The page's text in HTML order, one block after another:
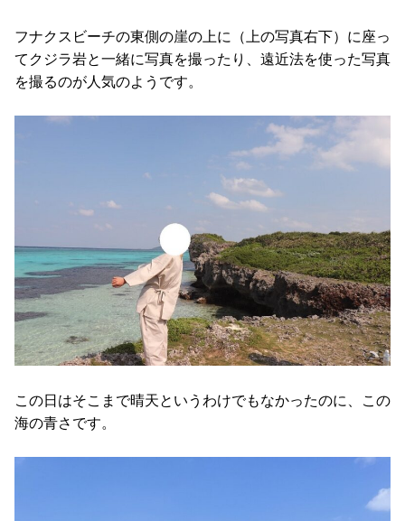
フナクスビーチの東側の崖の上に（上の写真右下）に座っ
てクジラ岩と一緒に写真を撮ったり、遠近法を使った写真
を撮るのが人気のようです。
この日はそこまで晴天というわけでもなかったのに、この
海の青さです。